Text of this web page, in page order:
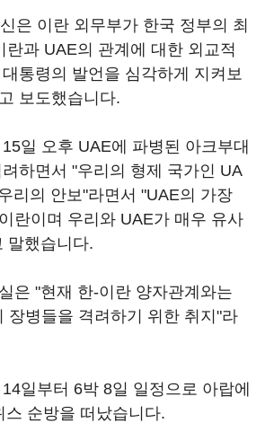
은 이란 외무부가 한국 정부의 최
란과 UAE의 관계에 대한 외교적
통령의 발언을 심각하게 지켜보
보도했습니다.
일 오후 UAE에 파병된 아크부대
하면서 "우리의 형제 국가인 UA
리의 안보"라면서 "UAE의 가장
란이며 우리와 UAE가 매우 유사
말했습니다.
은 "현재 한-이란 양자관계와는
장병들을 격려하기 위한 취지"라
일부터 6박 8일 일정으로 아랍에
스 순방을 떠났습니다.